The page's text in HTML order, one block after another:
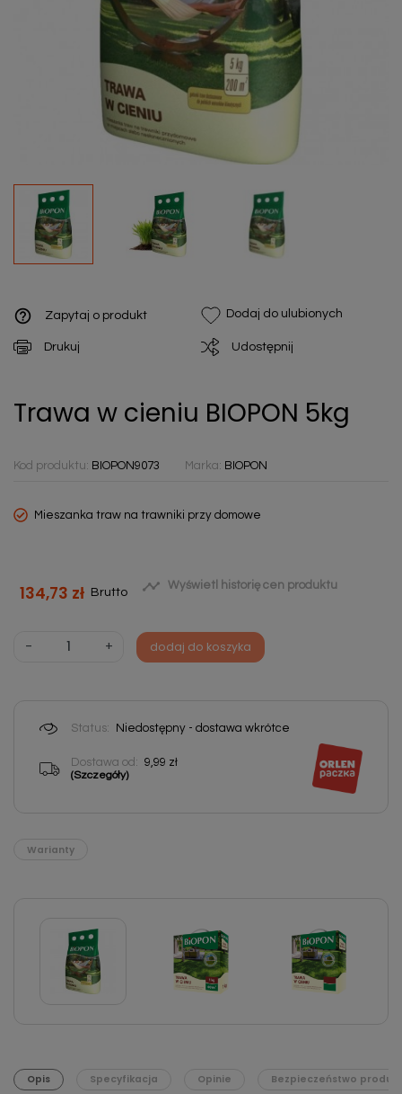
help_outline Zapytaj o produkt Dodaj do ulubionych
Drukuj Udostępnij
Trawa w cieniu BIOPON 5kg
Kod produktu: BIOPON9073 Marka: BIOPON
Mieszanka traw na trawniki przy domowe
134,73 zł Brutto  Wyświetl historię cen produktu
- + dodaj do koszyka
Status: Niedostępny - dostawa wkrótce
Dostawa od: 9,99 zł
(Szczegóły)
Warianty
Opis Specyfikacja Opinie Bezpieczeństwo